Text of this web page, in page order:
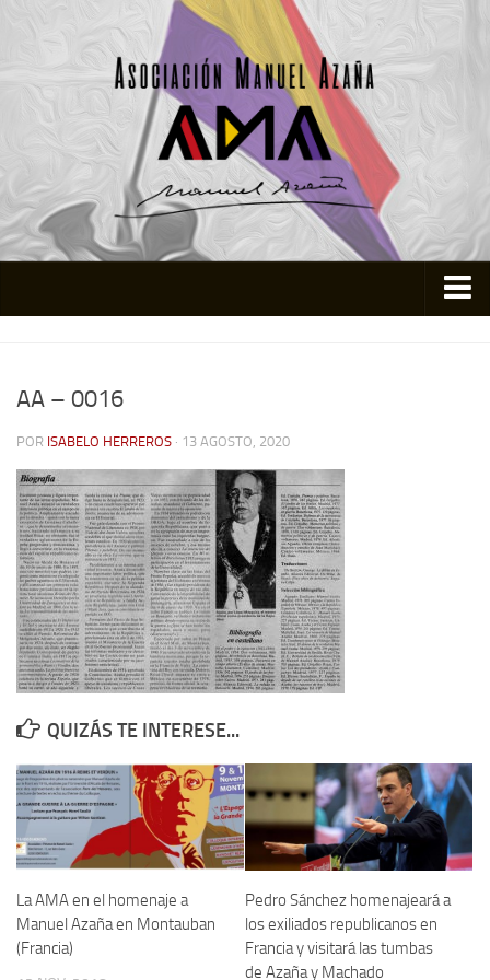
Actividades
Colabora
Contacto
Memoria Histórica
Investigación previa de la represión en Talavera de la Reina (1937-
1947).
Informe Represión en Toledo 1936-1947 | Buscador
Informe de la fosa de abril de 1939 de Tembleque
Enciclopedia Republicana
Militantes históricos IR
Personajes republicanos
Izquierda Republicana. Agrupaciones y Militantes (1934-1939)
Izquierda Republicana. Galicia
Textos esenciales del republicanismo
AA – 0016
POR ISABELO HERREROS · 13 AGOSTO, 2020
QUIZÁS TE INTERESE...
La AMA en el homenaje a
Manuel Azaña en Montauban
(Francia)
Pedro Sánchez homenajeará a
los exiliados republicanos en
Francia y visitará las tumbas
de Azaña y Machado